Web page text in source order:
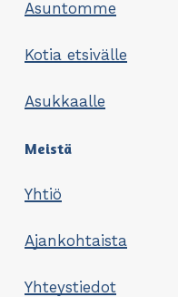
Asuntomme
Kotia etsivälle
Asukkaalle
Meistä
Yhtiö
Ajankohtaista
Yhteystiedot